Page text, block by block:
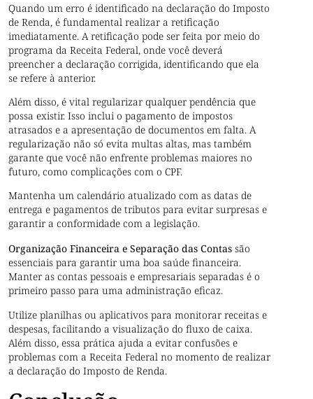
Quando um erro é identificado na declaração do Imposto
de Renda, é fundamental realizar a retificação
imediatamente. A retificação pode ser feita por meio do
programa da Receita Federal, onde você deverá
preencher a declaração corrigida, identificando que ela
se refere à anterior.
Além disso, é vital regularizar qualquer pendência que
possa existir. Isso inclui o pagamento de impostos
atrasados e a apresentação de documentos em falta. A
regularização não só evita multas altas, mas também
garante que você não enfrente problemas maiores no
futuro, como complicações com o CPF.
Mantenha um calendário atualizado com as datas de
entrega e pagamentos de tributos para evitar surpresas e
garantir a conformidade com a legislação.
Organização Financeira e Separação das Contas são
essenciais para garantir uma boa saúde financeira.
Manter as contas pessoais e empresariais separadas é o
primeiro passo para uma administração eficaz.
Utilize planilhas ou aplicativos para monitorar receitas e
despesas, facilitando a visualização do fluxo de caixa.
Além disso, essa prática ajuda a evitar confusões e
problemas com a Receita Federal no momento de realizar
a declaração do Imposto de Renda.